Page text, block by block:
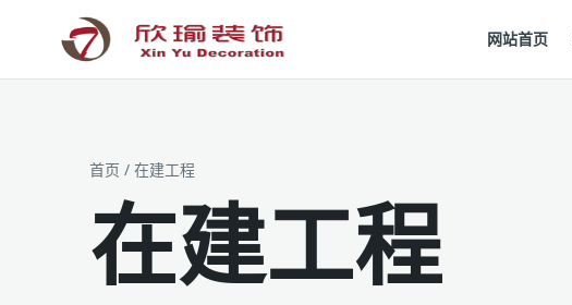
工装为主 · 家装为辅 · 设计施工
网站首页
首页 / 在建工程
在建工程